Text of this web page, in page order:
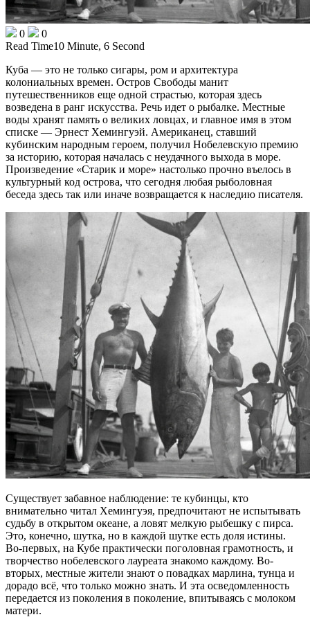
0
0
Read Time10 Minute, 6 Second
Куба — это не только сигары, ром и архитектура
колониальных времен. Остров Свободы манит
путешественников еще одной страстью, которая здесь
возведена в ранг искусства. Речь идет о рыбалке. Местные
воды хранят память о великих ловцах, и главное имя в этом
списке — Эрнест Хемингуэй. Американец, ставший
кубинским народным героем, получил Нобелевскую премию
за историю, которая началась с неудачного выхода в море.
Произведение «Старик и море» настолько прочно въелось в
культурный код острова, что сегодня любая рыболовная
беседа здесь так или иначе возвращается к наследию писателя.
Существует забавное наблюдение: те кубинцы, кто
внимательно читал Хемингуэя, предпочитают не испытывать
судьбу в открытом океане, а ловят мелкую рыбешку с пирса.
Это, конечно, шутка, но в каждой шутке есть доля истины.
Во-первых, на Кубе практически поголовная грамотность, и
творчество нобелевского лауреата знакомо каждому. Во-
вторых, местные жители знают о повадках марлина, тунца и
дорадо всё, что только можно знать. И эта осведомленность
передается из поколения в поколение, впитываясь с молоком
матери.